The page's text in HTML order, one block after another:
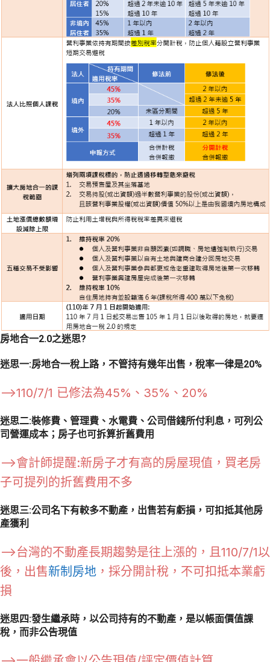
房地合一2.0之迷思?
迷思一:房地合一稅上路，不管持有幾年出售，稅率一律是20%
–>110/7/1 已修法為45%、35%、20%
迷思二:裝修費、管理費、水電費、公司借錢所付利息，可列公
司營運成本；房子也可拆算折舊費用
–>會計師提醒:新房子才有高的房屋現值，買老房
子可提列的折舊費用不多
迷思三:公司名下有較多不動產，出售若有虧損，可扣抵其他房
產獲利
–>台灣的不動產長期趨勢是往上漲的，且110/7/1以
後，出售新制房地 ，採分開計稅，不可扣抵本業虧
損
迷思四:發生繼承時，以公司持有的不動產，是以帳面價值課
稅，而非公告現值